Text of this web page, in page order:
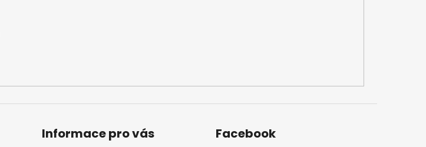
Informace pro vás Facebook